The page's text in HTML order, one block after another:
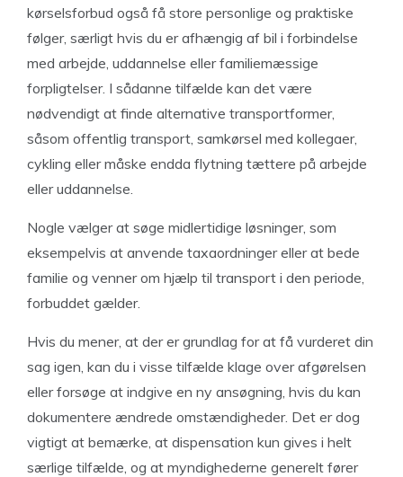
kørselsforbud også få store personlige og praktiske
følger, særligt hvis du er afhængig af bil i forbindelse
med arbejde, uddannelse eller familiemæssige
forpligtelser. I sådanne tilfælde kan det være
nødvendigt at finde alternative transportformer,
såsom offentlig transport, samkørsel med kollegaer,
cykling eller måske endda flytning tættere på arbejde
eller uddannelse.
Nogle vælger at søge midlertidige løsninger, som
eksempelvis at anvende taxaordninger eller at bede
familie og venner om hjælp til transport i den periode,
forbuddet gælder.
Hvis du mener, at der er grundlag for at få vurderet din
sag igen, kan du i visse tilfælde klage over afgørelsen
eller forsøge at indgive en ny ansøgning, hvis du kan
dokumentere ændrede omstændigheder. Det er dog
vigtigt at bemærke, at dispensation kun gives i helt
særlige tilfælde, og at myndighederne generelt fører